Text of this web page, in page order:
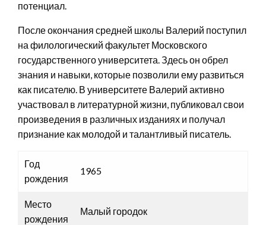
потенциал.
После окончания средней школы Валерий поступил
на филологический факультет Московского
государственного университета. Здесь он обрел
знания и навыки, которые позволили ему развиться
как писателю. В университете Валерий активно
участвовал в литературной жизни, публиковал свои
произведения в различных изданиях и получал
признание как молодой и талантливый писатель.
Год
рождения
1965
Место
рождения
Малый городок